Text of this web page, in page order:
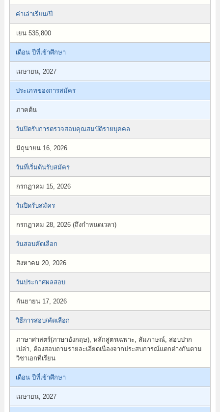
ค่าเล่าเรียน/ปี
เยน 535,800
เดือน ปีที่เข้าศึกษา
เมษายน, 2027
ประเภทของการสมัคร
ภาคต้น
วันปิดรับการตรวจสอบคุณสมบัติรายบุคคล
มิถุนายน 16, 2026
วันที่เริ่มต้นรับสมัคร
กรกฏาคม 15, 2026
วันปิดรับสมัคร
กรกฏาคม 28, 2026 (ถึงกำหนดเวลา)
วันสอบคัดเลือก
สิงหาคม 20, 2026
วันประกาศผลสอบ
กันยายน 17, 2026
วิธีการสอบ/คัดเลือก
ภาษาศาสตร์(ภาษาอังกฤษ), หลักสูตรเฉพาะ, สัมภาษณ์, สอบปาก
เปล่า, ต้องสอบถามรายละเอียดเนื่องจากประสบการณ์แตกต่างกันตาม
วิชาเอกที่เรียน
เดือน ปีที่เข้าศึกษา
เมษายน, 2027